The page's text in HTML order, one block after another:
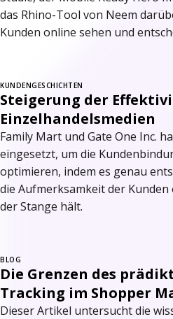
das Rhino-Tool von Neem
Kunden online sehen und
KUNDENGESCHICHTEN
Steigerung der
Einzelhandelsmedien
Family Mart und Gate One Inc.
eingesetzt, um die
optimieren, indem es genau
die Aufmerksamkeit der
der Stange hält.
BLOG
Die Grenzen des
Tracking im Shopper
Dieser Artikel untersucht die